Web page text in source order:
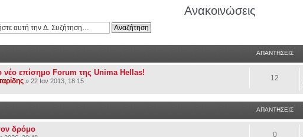
Ανακοινώσεις
ΑΠΑΝΤΗΣΕΙΣ
νέο επίσημο Forum της Unima Hellas!
» 22 Ιαν 2013, 18:15 12
ΑΠΑΝΤΗΣΕΙΣ
δρόμο
0